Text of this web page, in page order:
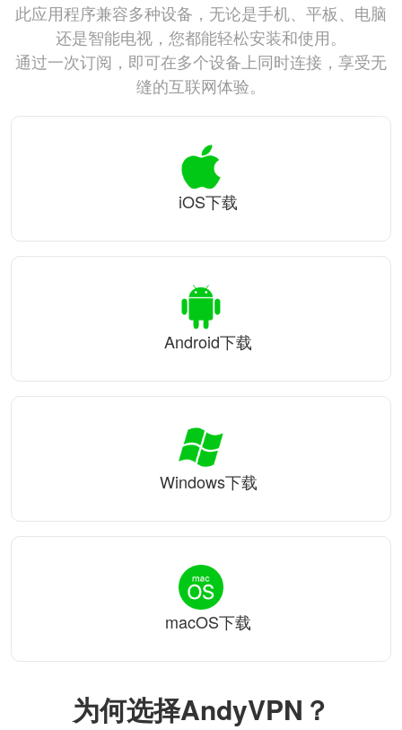
为何选择AndyVPN？
此应用程序兼容多种设备，无论是手机、平板、电脑
还是智能电视，您都能轻松安装和使用。
通过一次订阅，即可在多个设备上同时连接，享受无
缝的互联网体验。
iOS下载
Android下载
Windows下载
macOS下载